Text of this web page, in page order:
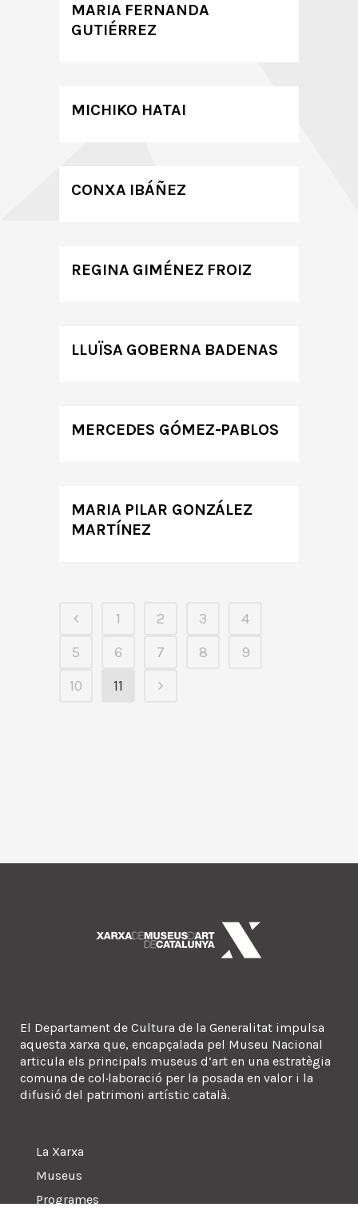
MARIA FERNANDA
GUTIÉRREZ
MICHIKO HATAI
CONXA IBÁÑEZ
REGINA GIMÉNEZ FROIZ
LLUÏSA GOBERNA BADENAS
MERCEDES GÓMEZ-PABLOS
MARIA PILAR GONZÁLEZ
MARTÍNEZ
1 2 3
4
5
6 7 8
9
10
11
El Departament de Cultura de la Generalitat impulsa
aquesta xarxa que, encapçalada pel Museu Nacional
articula els principals museus d’art en una estratègia
comuna de col·laboració per la posada en valor i la
difusió del patrimoni artístic català.
La Xarxa
Museus
Programes